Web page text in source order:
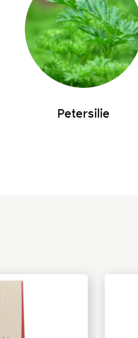
Petersilie